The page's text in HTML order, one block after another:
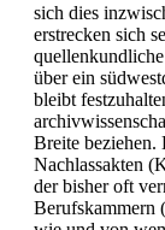
sich dies
erstrecken sich
über ein
bleibt
Breite beziehen.
Nachlassakten
der bisher oft
Berufskammern